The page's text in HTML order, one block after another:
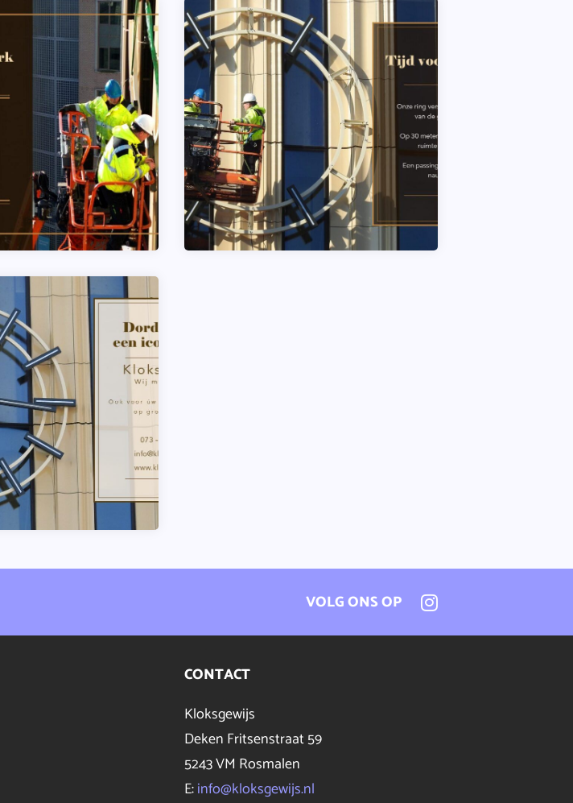
VOLG ONS OP
CONTACT
Kloksgewijs
Deken Fritsenstraat 59
5243 VM Rosmalen
E:info@kloksgewijs.nl